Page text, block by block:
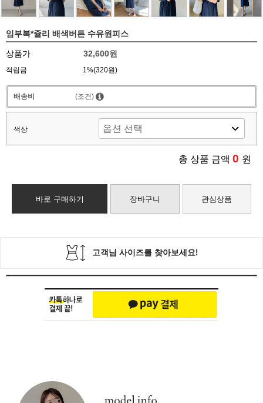
임부복*쥴리 배색버튼 수유원피스
상품가 32,600원
적립금 1%(320원)
배송비 (조건)
색상
총 상품 금액 0 원
바로 구매하기 장바구니 관심상품